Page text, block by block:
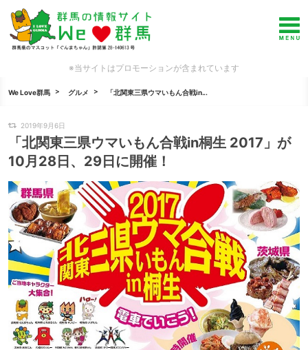
※当サイトはプロモーションが含まれています
We Love群馬 グルメ 「北関東三県ウマいもん合戦in...
2019年9月6日
「北関東三県ウマいもん合戦in桐生 2017」が
10月28日、29日に開催！